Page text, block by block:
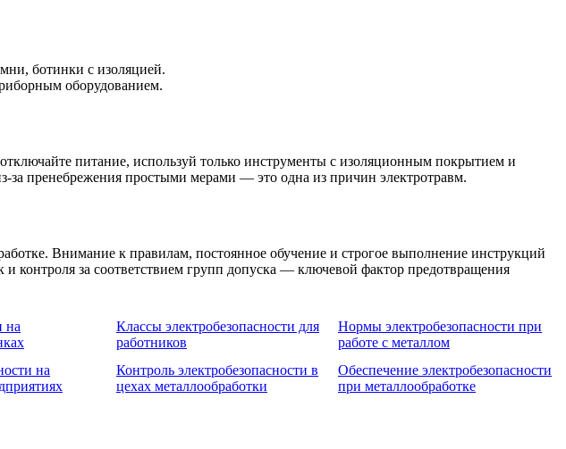
ботинки с изоляцией.
оборудованием.
питание, используй только инструменты с изоляционным покрытием и
за пренебрежения простыми мерами — это одна из причин электротравм.
Внимание к правилам, постоянное обучение и строгое выполнение инструкций
контроля за соответствием групп допуска — ключевой фактор предотвращения
на
Классы электробезопасности для
работников
Нормы электробезопасности при
работе с металлом
на
Контроль электробезопасности в
цехах металлообработки
Обеспечение электробезопасности
при металлообработке